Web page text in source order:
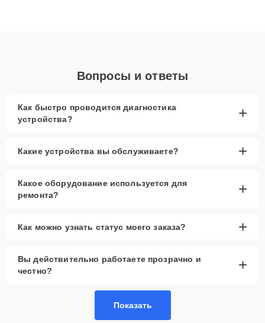
Вопросы и ответы
Как быстро проводится диагностика
устройства?
+
Какие устройства вы обслуживаете? +
Какое оборудование используется для
ремонта?
+
Как можно узнать статус моего заказа? +
Вы действительно работаете прозрачно и
честно?
+
Показать